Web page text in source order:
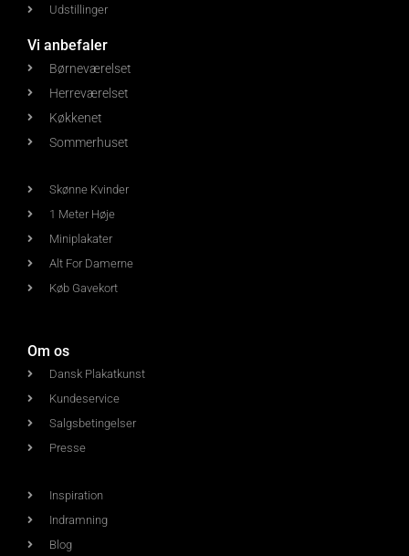
Udstillinger
Vi anbefaler
Børneværelset
Herreværelset
Køkkenet
Sommerhuset
Skønne Kvinder
1 Meter Høje
Miniplakater
Alt For Damerne
Køb Gavekort
Om os
Dansk Plakatkunst
Kundeservice
Salgsbetingelser
Presse
Inspiration
Indramning
Blog